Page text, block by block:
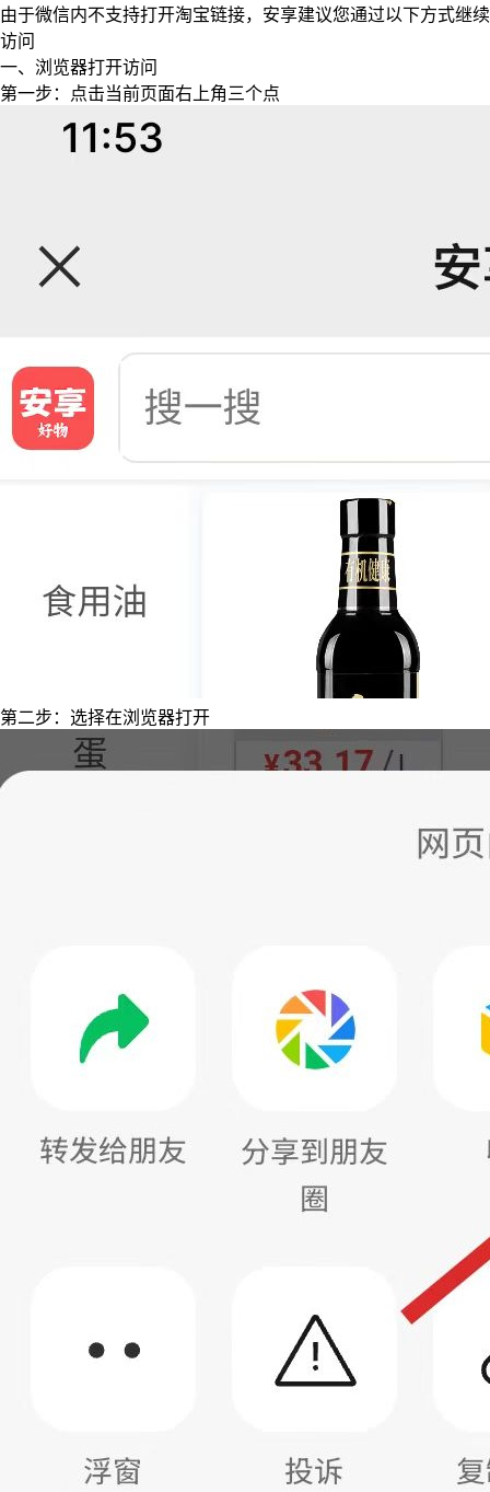
由于微信内不支持打开淘宝链接，安享建议您通过以下方式继续
访问
一、浏览器打开访问
第一步：点击当前页面右上角三个点
第二步：选择在浏览器打开